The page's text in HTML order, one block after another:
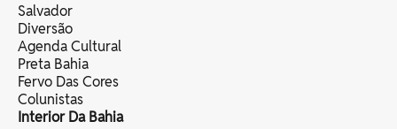
Salvador
Diversão
Agenda Cultural
Preta Bahia
Fervo Das Cores
Colunistas
Interior Da Bahia